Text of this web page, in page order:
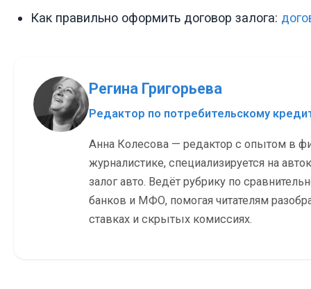
Как правильно оформить договор залога:
Регина Григорьева
Редактор по потребительскому
Анна Колесова — редактор с опытом в
журналистике, специализируется на
залог авто. Ведёт рубрику по
банков и МФО, помогая читателям
ставках и скрытых комиссиях.